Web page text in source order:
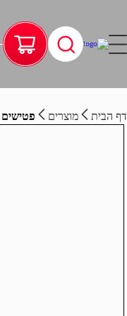
דף הבית מוצרים פטישים VAUGHAN